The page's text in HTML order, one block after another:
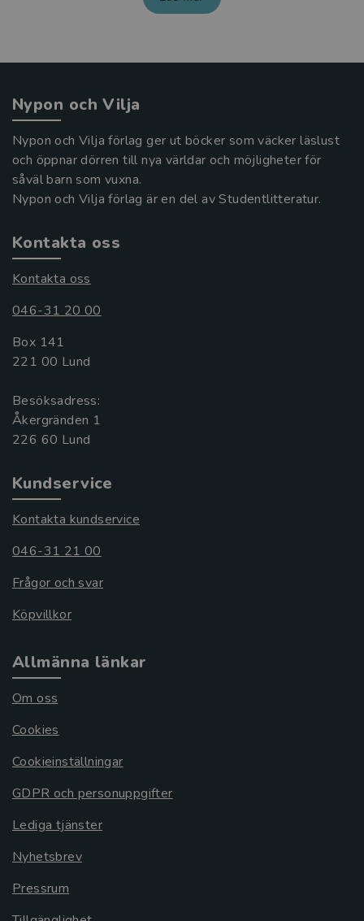
Nypon och Vilja
Nypon och Vilja förlag ger ut böcker som väcker läslust
och öppnar dörren till nya världar och möjligheter för
såväl barn som vuxna.
Nypon och Vilja förlag är en del av Studentlitteratur.
Kontakta oss
Kontakta oss
046-31 20 00
Box 141
221 00 Lund
Besöksadress:
Åkergränden 1
Kundservice
Kontakta kundservice
046-31 21 00
Frågor och svar
Köpvillkor
Allmänna länkar
Om oss
Cookies
Cookieinställningar
GDPR och personuppgifter
Lediga tjänster
Nyhetsbrev
Pressrum